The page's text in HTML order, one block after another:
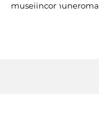
museiincomuneroma